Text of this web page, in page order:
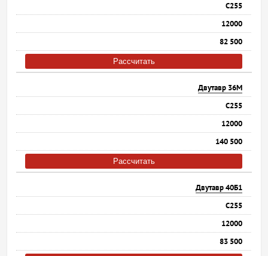
С255
12000
82 500
Рассчитать
Двутавр 36М
С255
12000
140 500
Рассчитать
Двутавр 40Б1
С255
12000
83 500